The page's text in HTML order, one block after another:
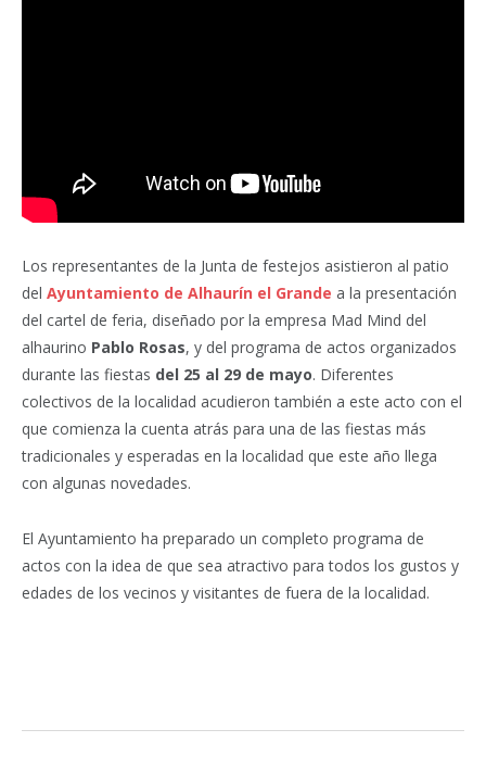
Los representantes de la Junta de festejos asistieron al patio
del Ayuntamiento de Alhaurín el Grande a la presentación
del cartel de feria, diseñado por la empresa Mad Mind del
alhaurino Pablo Rosas, y del programa de actos organizados
durante las fiestas del 25 al 29 de mayo. Diferentes
colectivos de la localidad acudieron también a este acto con el
que comienza la cuenta atrás para una de las fiestas más
tradicionales y esperadas en la localidad que este año llega
con algunas novedades.
El Ayuntamiento ha preparado un completo programa de
actos con la idea de que sea atractivo para todos los gustos y
edades de los vecinos y visitantes de fuera de la localidad.